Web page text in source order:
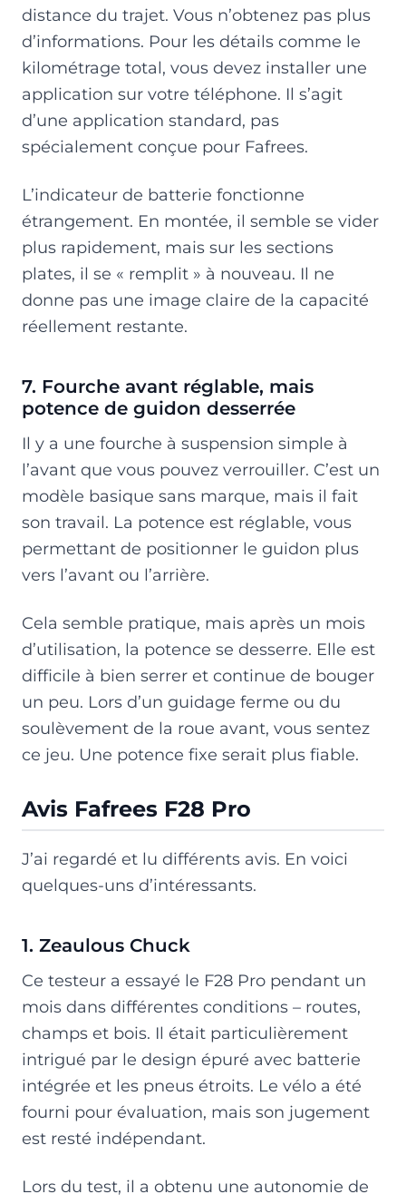
distance du trajet. Vous n’obtenez pas plus
d’informations. Pour les détails comme le
kilométrage total, vous devez installer une
application sur votre téléphone. Il s’agit
d’une application standard, pas
spécialement conçue pour Fafrees.
L’indicateur de batterie fonctionne
étrangement. En montée, il semble se vider
plus rapidement, mais sur les sections
plates, il se « remplit » à nouveau. Il ne
donne pas une image claire de la capacité
réellement restante.
7. Fourche avant réglable, mais
potence de guidon desserrée
Il y a une fourche à suspension simple à
l’avant que vous pouvez verrouiller. C’est un
modèle basique sans marque, mais il fait
son travail. La potence est réglable, vous
permettant de positionner le guidon plus
vers l’avant ou l’arrière.
Cela semble pratique, mais après un mois
d’utilisation, la potence se desserre. Elle est
difficile à bien serrer et continue de bouger
un peu. Lors d’un guidage ferme ou du
soulèvement de la roue avant, vous sentez
ce jeu. Une potence fixe serait plus fiable.
Avis Fafrees F28 Pro
J’ai regardé et lu différents avis. En voici
quelques-uns d’intéressants.
1. Zeaulous Chuck
Ce testeur a essayé le F28 Pro pendant un
mois dans différentes conditions – routes,
champs et bois. Il était particulièrement
intrigué par le design épuré avec batterie
intégrée et les pneus étroits. Le vélo a été
fourni pour évaluation, mais son jugement
est resté indépendant.
Lors du test, il a obtenu une autonomie de